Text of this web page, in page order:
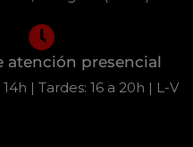
atención presencial
| Tardes: 16 a 20h | L-V